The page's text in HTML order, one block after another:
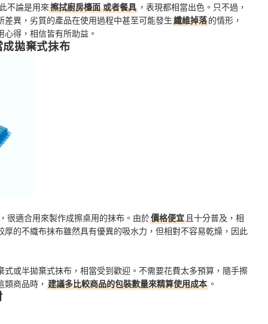
不論是用來擦拭廚房檯面 或者餐具 ，表現都相當出色。 只不過，
異，劣質的產品在使用過程中甚至可能發生纖維掉落的情形，
得，相信皆有所助益。
成拋棄式抹布
很適合用來製作成擦桌用的抹布。由於價格便宜 且十分普及，相
的不織布抹布雖然具有優異的吸水力，但相對不容易乾燥，因此
或半拋棄式抹布，相當受到歡迎。不需要花費太多預算，隨手擦
商品時， 建議多比較商品的包裝數量來精算使用成本 。